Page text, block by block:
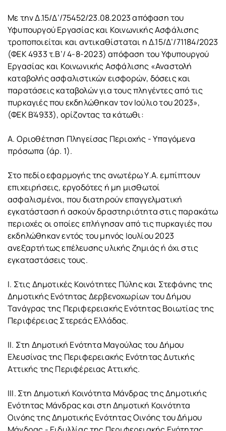
Με την Δ.15/Δ’/75452/23.08.2023 απόφαση του
Υφυπουργού Εργασίας και Κοινωνικής Ασφάλισης
τροποποιείται και αντικαθίσταται η Δ.15/Δ’/71184/2023
(ΦΕΚ 4933 τ.Β’/ 4-8-2023) απόφαση του Υφυπουργού
Εργασίας και Κοινωνικής Ασφάλισης «Αναστολή
καταβολής ασφαλιστικών εισφορών, δόσεις και
παρατάσεις καταβολών για τους πληγέντες από τις
πυρκαγιές που εκδηλώθηκαν τον Ιούλιο του 2023»,
(ΦΕΚ Β'4933), ορίζοντας τα κάτωθι:
Α. Οριοθέτηση Πληγείσας Περιοχής - Υπαγόμενα
πρόσωπα (άρ. 1).
Στο πεδίο εφαρμογής της ανωτέρω Υ.Α. εμπίπτουν
επιχειρήσεις, εργοδότες ή μη μισθωτοί
ασφαλισμένοι, που διατηρούν επαγγελματική
εγκατάσταση ή ασκούν δραστηριότητα στις παρακάτω
περιοχές οι οποίες επλήγησαν από τις πυρκαγιές που
εκδηλώθηκαν εντός του μηνός Ιουλίου 2023
ανεξαρτήτως επέλευσης υλικής ζημιάς ή όχι στις
εγκαταστάσεις τους.
I. Στις Δημοτικές Κοινότητες Πύλης και Στεφάνης της
Δημοτικής Ενότητας Δερβενοχωρίων του Δήμου
Τανάγρας της Περιφερειακής Ενότητας Βοιωτίας της
Περιφέρειας Στερεάς Ελλάδας.
II. Στη Δημοτική Ενότητα Μαγούλας του Δήμου
Ελευσίνας της Περιφερειακής Ενότητας Δυτικής
Αττικής της Περιφέρειας Αττικής.
III. Στη Δημοτική Κοινότητα Μάνδρας της Δημοτικής
Ενότητας Μάνδρας και στη Δημοτική Κοινότητα
Οινόης της Δημοτικής Ενότητας Οινόης του Δήμου